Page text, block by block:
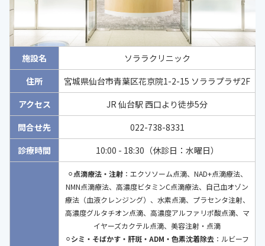
施設名
ソララクリニック
住所
宮城県仙台市青葉区花京院1-2-15 ソララプラザ2F
アクセス
JR 仙台駅 西口より徒歩5分
問合せ先
022-738-8331
診療時間
10:00 - 18:30（休診日：水曜日）
⚪︎点滴療法・注射：エクソソーム点滴、NAD+点滴療法、
NMN点滴療法、高濃度ビタミンC点滴療法、自己血オゾン
療法（血液クレンジング）、水素点滴、プラセンタ注射、
高濃度グルタチオン点滴、高濃度アルファリポ酸点滴、マ
イヤーズカクテル点滴、美容注射・点滴
⚪︎シミ・そばかす・肝斑・ADM・色素沈着除去 ：ルビーフ